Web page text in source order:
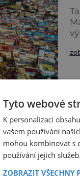
Tyto webové
K personalizaci
vašem používání
mohou kombinovat s
používání jejich služeb.
ZOBRAZIT VŠECHNY